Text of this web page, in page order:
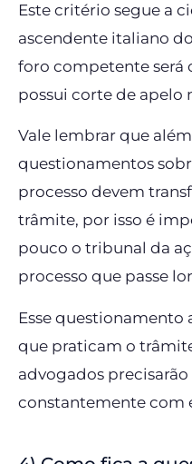
Este critério segue a
ascendente italiano
foro competente será
possui corte de apelo
Vale lembrar que
questionamentos
processo devem
trâmite, por isso é
pouco o tribunal da
processo que passe
Esse questionamento
que praticam o
advogados precisarão
constantemente com